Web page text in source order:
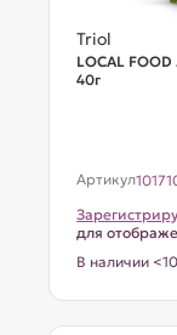
Triol
LOCAL
40г
Артикул
для
В наличии